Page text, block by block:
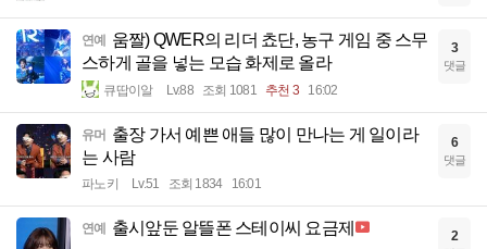
연예
움짤) QWER의 리더 쵸단, 농구 게임 중 스무
스하게 골을 넣는 모습 화제로 올라
큐땁이알 Lv.88 조회 1081 추천 3 16:02
3
댓글
유머 출장 가서 예쁜 애들 많이 만나는 게 일이라
는 사람
파노키 Lv.51 조회 1834 16:01
6
댓글
연예 출시앞둔 알뜰폰 스테이씨 요금제 2